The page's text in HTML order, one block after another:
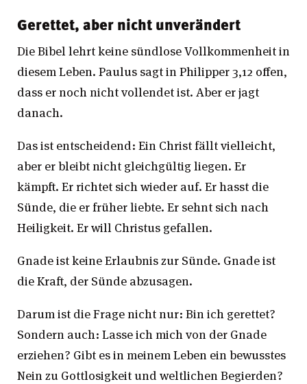
Gerettet, aber nicht unverändert
Die Bibel lehrt keine sündlose Vollkommenheit in
diesem Leben. Paulus sagt in Philipper 3,12 offen,
dass er noch nicht vollendet ist. Aber er jagt
danach.
Das ist entscheidend: Ein Christ fällt vielleicht,
aber er bleibt nicht gleichgültig liegen. Er
kämpft. Er richtet sich wieder auf. Er hasst die
Sünde, die er früher liebte. Er sehnt sich nach
Heiligkeit. Er will Christus gefallen.
Gnade ist keine Erlaubnis zur Sünde. Gnade ist
die Kraft, der Sünde abzusagen.
Darum ist die Frage nicht nur: Bin ich gerettet?
Sondern auch: Lasse ich mich von der Gnade
erziehen? Gibt es in meinem Leben ein bewusstes
Nein zu Gottlosigkeit und weltlichen Begierden?